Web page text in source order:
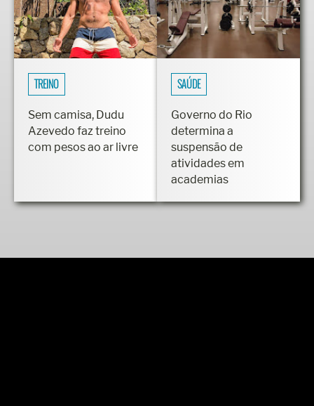
TREINO
Sem camisa, Dudu
Azevedo faz treino
com pesos ao ar livre
SAÚDE
Governo do Rio
determina a
suspensão de
atividades em
academias